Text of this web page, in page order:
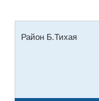
Район Б.Тихая